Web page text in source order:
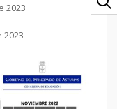
2023
2023